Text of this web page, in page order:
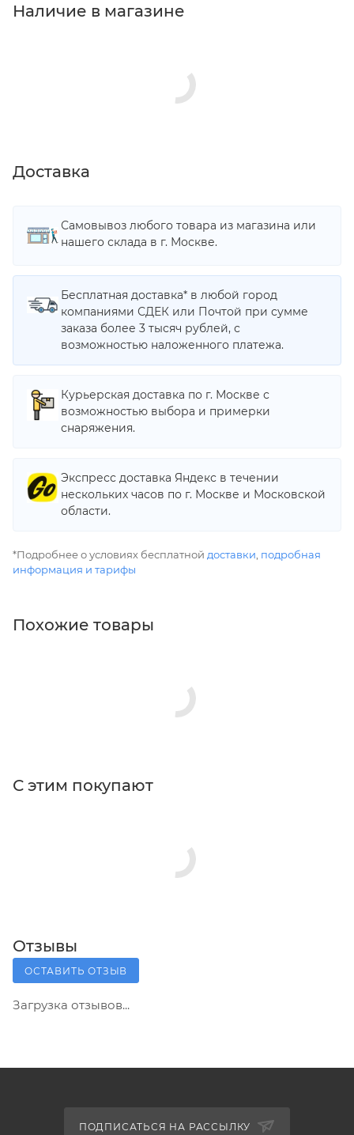
Наличие в магазине
Доставка
Самовывоз любого товара из магазина или
нашего склада в г. Москве.
Бесплатная доставка* в любой город
компаниями СДЕК или Почтой при сумме
заказа более 3 тысяч рублей, с
возможностью наложенного платежа.
Курьерская доставка по г. Москве с
возможностью выбора и примерки
снаряжения.
Экспресс доставка Яндекс в течении
нескольких часов по г. Москве и Московской
области.
*Подробнее о условиях бесплатной доставки подробная
информация и тарифы
Похожие товары
С этим покупают
Отзывы
ОСТАВИТЬ ОТЗЫВ
Загрузка отзывов...
ПОДПИСАТЬСЯ НА РАССЫЛКУ